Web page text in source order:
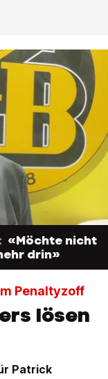
«Möchte nicht
drin»
Penaltyzoff
lösen
Patrick